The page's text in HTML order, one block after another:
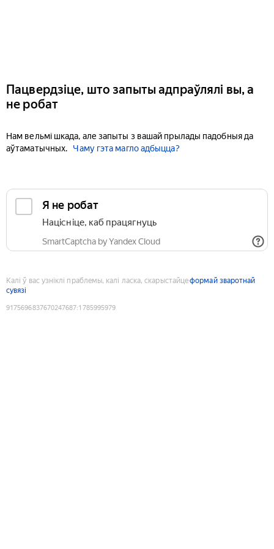
Пацвердзіце, што запыты адпраўлялі вы, а
не робат
Нам вельмі шкада, але запыты з вашай прылады падобныя да
аўтаматычных.
Чаму гэта магло адбыцца?
Я не робат
Націсніце, каб працягнуць
SmartCaptcha by Yandex Cloud
Калі ў вас узніклі праблемы, калі ласка, скарыстайцеформай зваротнай
сувязі
9175696837670247687:1785995979